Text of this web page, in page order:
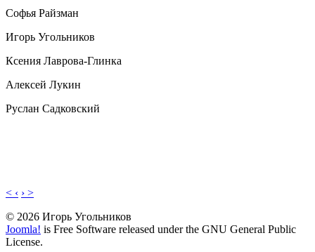
Софья Райзман
Игорь Угольников
Ксения Лаврова-Глинка
Алексей Лукин
Руслан Садковский
< ‹ › >
© 2026 Игорь Угольников
Joomla! is Free Software released under the GNU General Public
License.